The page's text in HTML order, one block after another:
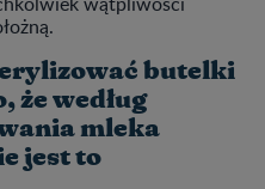
butelki
że według
mleka
jest to